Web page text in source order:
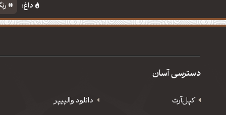
داغ:
دسترسی آسان
کپل‌آرت دانلود‌ والپیپر